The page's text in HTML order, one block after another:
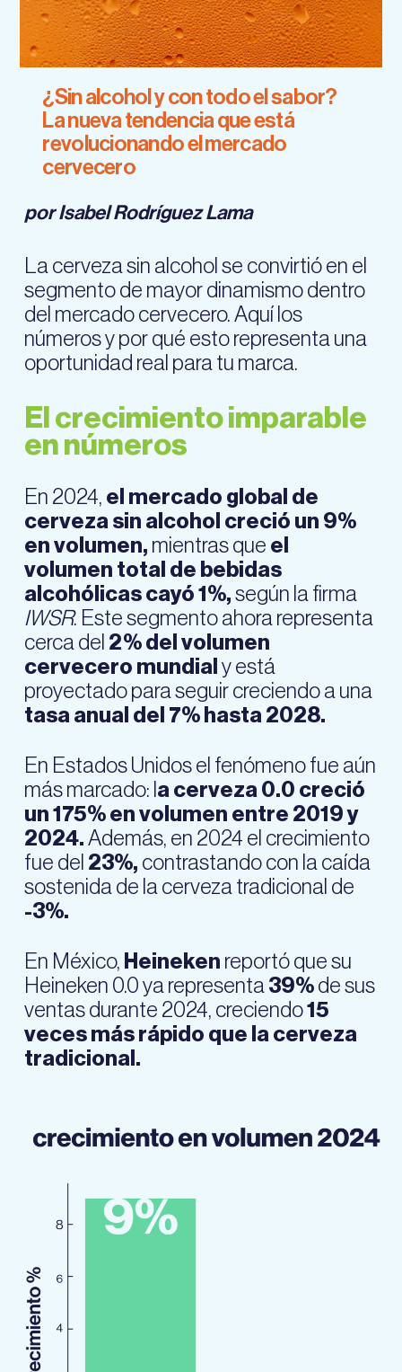
¿Sin alcohol y con todo el sabor?
La nueva tendencia que está
revolucionando el mercado
cervecero
por Isabel Rodríguez Lama
La cerveza sin alcohol se convirtió en el
segmento de mayor dinamismo dentro
del mercado cervecero. Aquí los
números y por qué esto representa una
oportunidad real para tu marca.
El crecimiento imparable
en números
En 2024, el mercado global de
cerveza sin alcohol creció un 9%
en volumen, mientras que el
volumen total de bebidas
alcohólicas cayó 1%, según la firma
IWSR. Este segmento ahora representa
cerca del 2% del volumen
cervecero mundial y está
proyectado para seguir creciendo a una
tasa anual del 7% hasta 2028.
En Estados Unidos el fenómeno fue aún
más marcado: l a cerveza 0.0 creció
un 175% en volumen entre 2019 y
2024. Además, en 2024 el crecimiento
fue del 23%, contrastando con la caída
sostenida de la cerveza tradicional de
-3%.
En México, Heineken reportó que su
Heineken 0.0 ya representa 39% de sus
ventas durante 2024, creciendo15
veces más rápido que la cerveza
tradicional.